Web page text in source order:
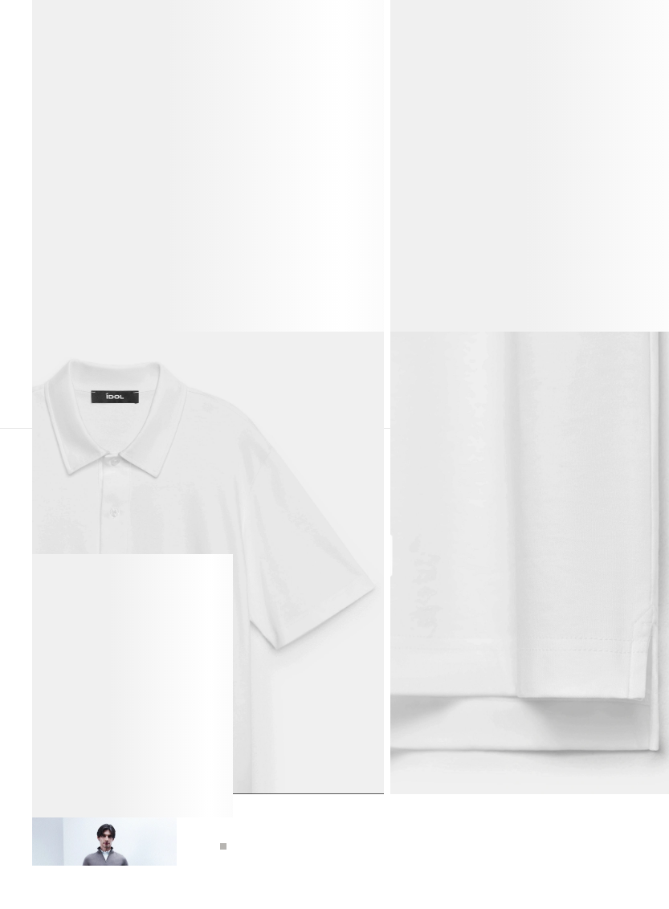
ДЖИНСЫ ПРЯМОГО КРОЯ